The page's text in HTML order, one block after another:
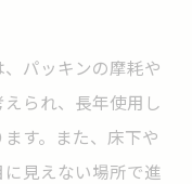
パッキンの摩耗や
られ、長年使用し
す。また、床下や
見えない場所で進